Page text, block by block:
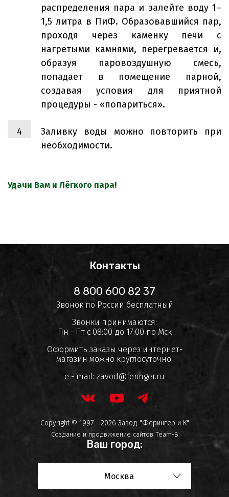
распределения пара и залейте воду 1–
1,5 литра в ПиФ. Образовавшийся пар,
проходя через каменку печи с
нагретыми камнями, перегревается и,
образуя паровоздушную смесь,
попадает в помещение парной,
создавая условия для приятной
процедуры - «попариться».
Заливку воды можно повторить при
необходимости.
Удачи Вам и Лёгкого пара!
Контакты
8 800 600 82 37
Звонок по России бесплатный
Звонки принимаются:
Пн - Пт с 08:00 до 17:00 по Мск
Оформить заказы через интернет-
магазин можно круглосуточно.
e - mail: zavod@feringer.ru
Copyright © 1997 - 2026 Завод "Ферингер и К"
Создание и продвижение сайтов Team-B
Ваш город:
Москва